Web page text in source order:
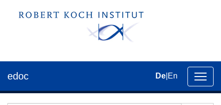
edoc De En